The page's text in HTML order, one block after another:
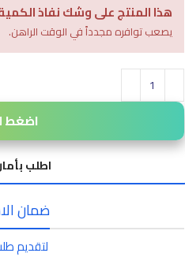
هذا المنتج على وشك نفاذ
يصعب توافره مجدداً في الوقت الراهن.
اضغط
اطلب
ضمان
لتقديم